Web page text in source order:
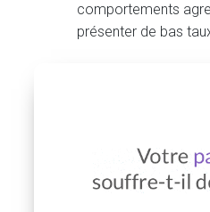
comportements
présenter de bas